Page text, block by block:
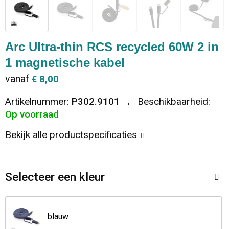
Dekens, Fleecedekens en Kussens
Vesten
T-Shirts
Polo's
Ondergoed en Sokken
Sweaters
Vesten
Caps, Hoeden en Mutsen
Bodywarmers
T-Shirts
Vrije tijd en Strand
Veiligheid, Auto en Fiets
Elektronica, Gadgets en USB
Huis, Tuin en Keuken
Sinterklaas
Koeltassen en Koelboxen
Goodiebags
Golftassen
Duffeltassen
Toilettassen
Laptop hoezen en tassen
Arc Ultra-thin RCS recycled 60W 2 in
1 magnetische kabel
vanaf € 8,00
Artikelnummer: P302.9101
Beschikbaarheid:
Op voorraad
Bekijk alle productspecificaties
Selecteer een kleur
blauw